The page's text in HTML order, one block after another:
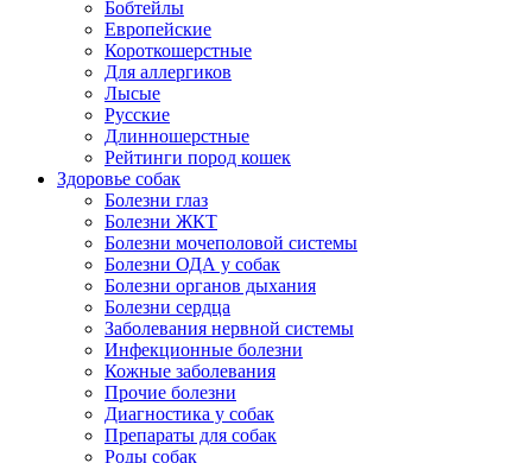
Бобтейлы
Европейские
Короткошерстные
Для аллергиков
Лысые
Русские
Длинношерстные
Рейтинги пород кошек
Здоровье собак
Болезни глаз
Болезни ЖКТ
Болезни мочеполовой системы
Болезни ОДА у собак
Болезни органов дыхания
Болезни сердца
Заболевания нервной системы
Инфекционные болезни
Кожные заболевания
Прочие болезни
Диагностика у собак
Препараты для собак
Роды собак